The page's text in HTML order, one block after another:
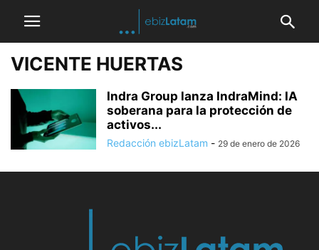
VICENTE HUERTAS
Indra Group lanza IndraMind: IA
soberana para la protección de
activos...
Redacción ebizLatam - 29 de enero de 2026